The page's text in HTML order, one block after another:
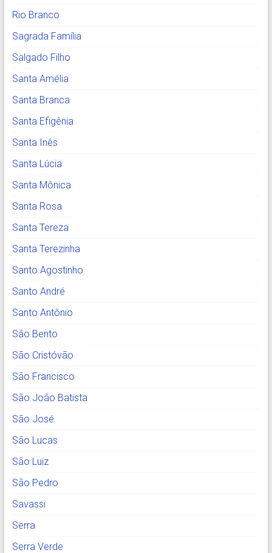
Rio Branco
Sagrada Família
Salgado Filho
Santa Amélia
Santa Branca
Santa Efigênia
Santa Inês
Santa Lúcia
Santa Mônica
Santa Rosa
Santa Tereza
Santa Terezinha
Santo Agostinho
Santo André
Santo Antônio
São Bento
São Cristóvão
São Francisco
São João Batista
São José
São Lucas
São Luiz
São Pedro
Savassi
Serra
Serra Verde